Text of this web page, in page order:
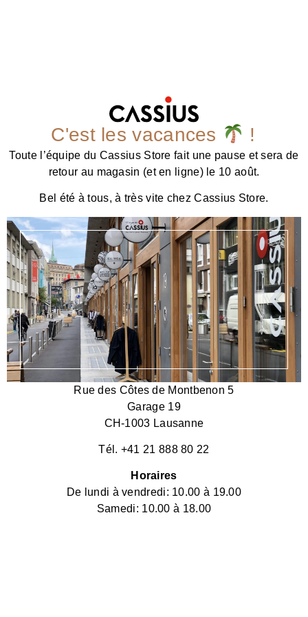
C'est les vacances !
Toute l’équipe du Cassius Store fait une pause et sera de
retour au magasin (et en ligne) le 10 août.
Bel été à tous, à très vite chez Cassius Store.
Rue des Côtes de Montbenon 5
Garage 19
CH-1003 Lausanne
Tél. +41 21 888 80 22
Horaires
De lundi à vendredi: 10.00 à 19.00
Samedi: 10.00 à 18.00